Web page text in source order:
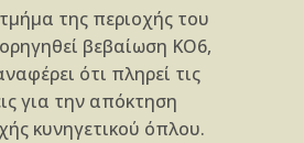
της περιοχής του
βεβαίωση ΚΟ6,
ότι πληρεί τις
για την απόκτηση
κυνηγετικού όπλου.